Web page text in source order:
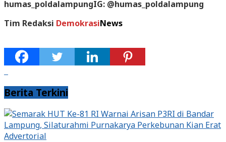
humas_poldalampungIG: @humas_poldalampung
Tim Redaksi DemokrasiNews
Berita Terkini
Advertorial